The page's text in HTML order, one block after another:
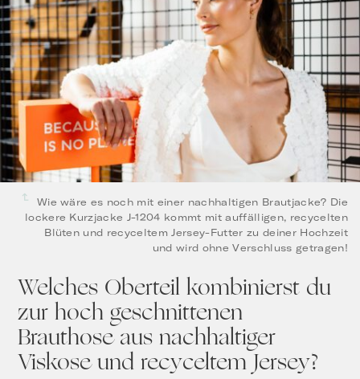
Wie wäre es noch mit einer nachhaltigen Brautjacke? Die
lockere Kurzjacke J-1204 kommt mit auffälligen, recycelten
Blüten und recyceltem Jersey-Futter zu deiner Hochzeit
und wird ohne Verschluss getragen!
Welches Oberteil kombinierst du
zur hoch geschnittenen
Brauthose aus nachhaltiger
Viskose und recyceltem Jersey?